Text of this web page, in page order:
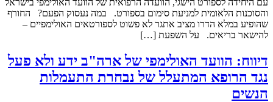
והסוכנות הלאומית למניעת סימום בספורט. במה נעסוק הפעם? החורף
שהופיע במלא הדרו מציב אתגר לא פשוט לספורטאים האולימפיים –
להישאר בריאים. על השפעת […]
דיווח: הוועד האולימפי של ארה"ב ידע ולא פעל
נגד הרופא המתעלל של נבחרת התעמלות
הנשים